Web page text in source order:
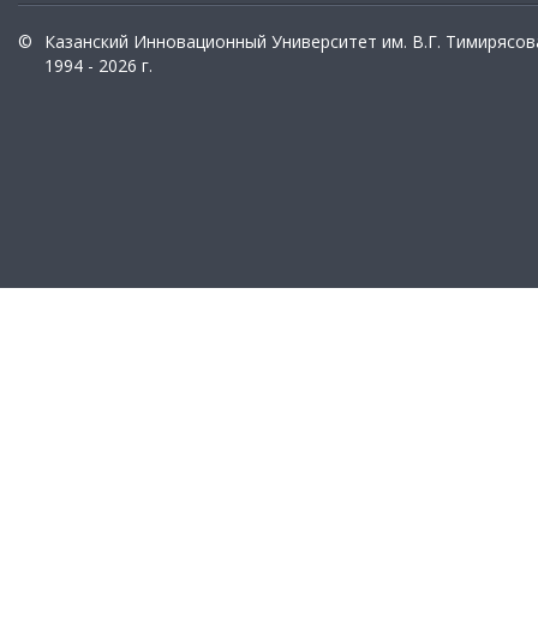
©
Казанский Инновационный Университет им. В.Г.
1994 - 2026 г.